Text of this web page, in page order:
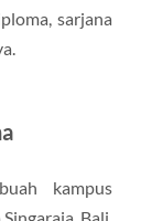
sarjana
kampus